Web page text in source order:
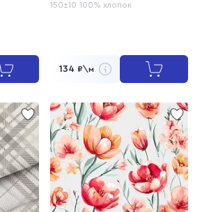
150±10 100% хлопок
134 ₽\м